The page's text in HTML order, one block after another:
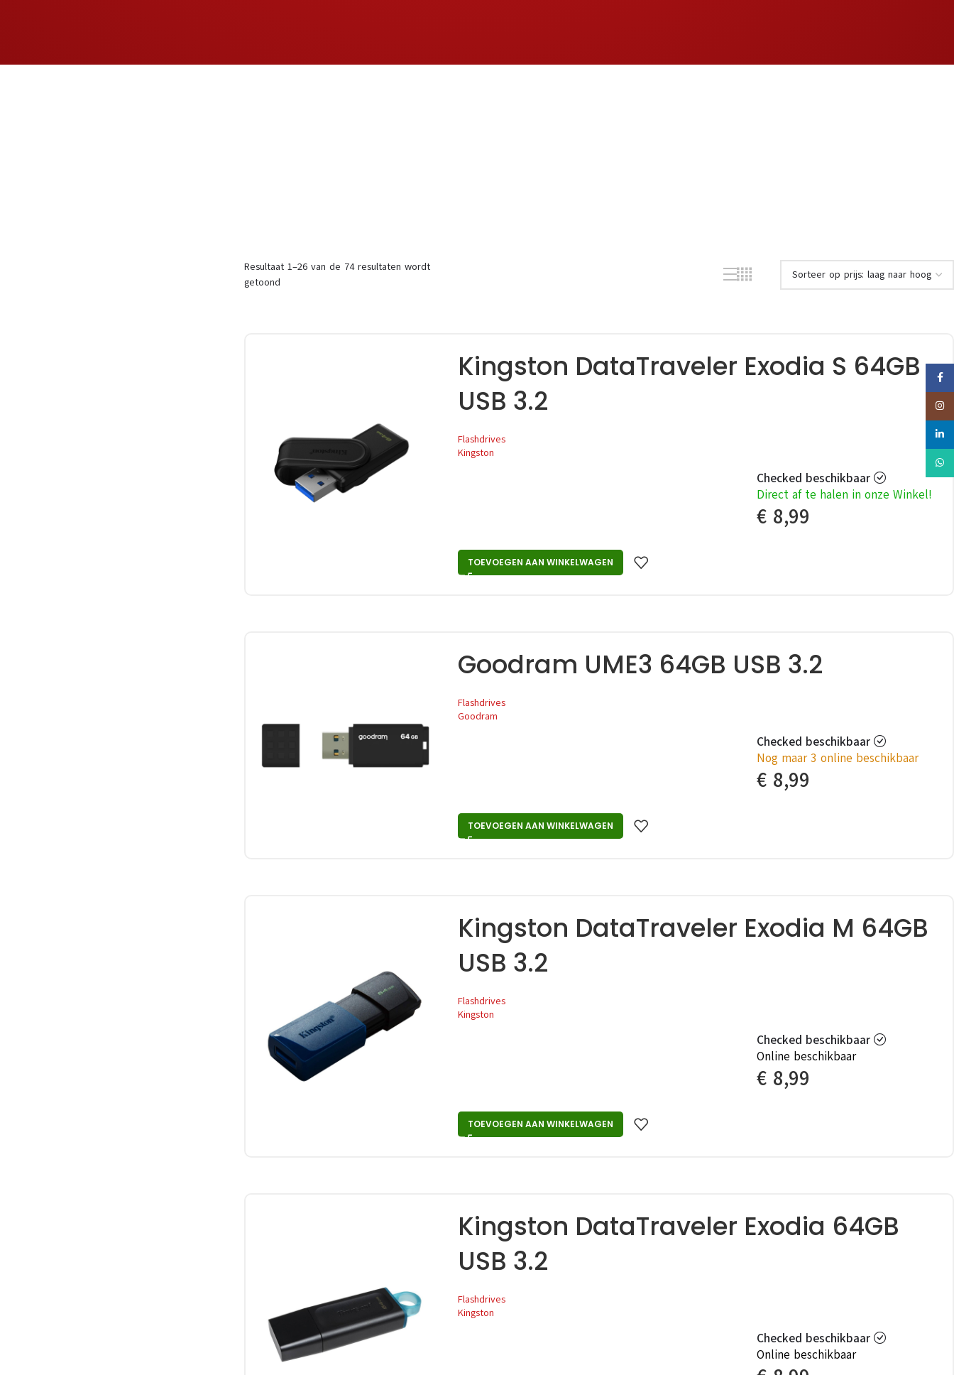
Resultaat 1–26 van de 74 resultaten wordt
getoond
Kingston DataTraveler Exodia S 64GB
USB 3.2
Flashdrives
Kingston
Checked beschikbaar
Direct af te halen in onze Winkel!
€ 8,99
TOEVOEGEN AAN WINKELWAGEN
Goodram UME3 64GB USB 3.2
Flashdrives
Goodram
Checked beschikbaar
Nog maar 3 online beschikbaar
€ 8,99
TOEVOEGEN AAN WINKELWAGEN
Kingston DataTraveler Exodia M 64GB
USB 3.2
Flashdrives
Kingston
Checked beschikbaar
Online beschikbaar
€ 8,99
TOEVOEGEN AAN WINKELWAGEN
Kingston DataTraveler Exodia 64GB
USB 3.2
Flashdrives
Kingston
Checked beschikbaar
Online beschikbaar